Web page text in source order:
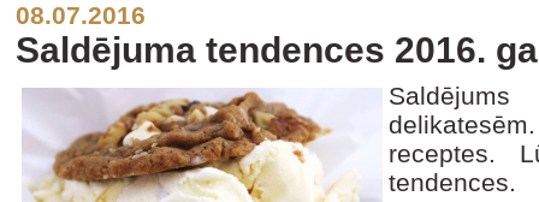
08.07.2016
Saldējuma tendences 2016.
receptes.
tendences.